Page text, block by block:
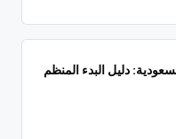
دليل البدء المنظم